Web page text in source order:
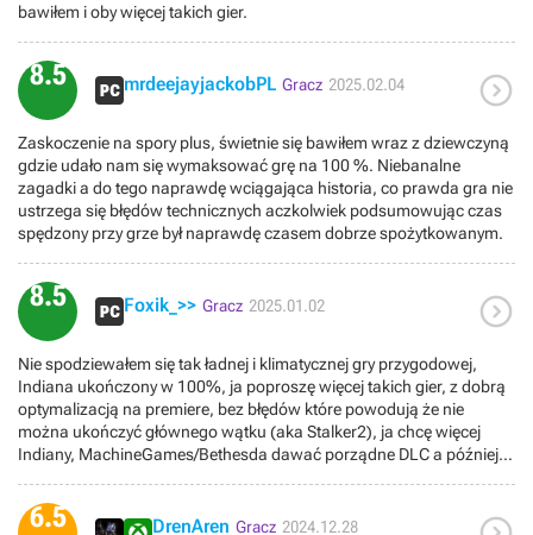
bawiłem i oby więcej takich gier.
8.5 mrdeejayjackobPL Gracz 2025.02.04 
Zaskoczenie na spory plus, świetnie się bawiłem wraz z dziewczyną
gdzie udało nam się wymaksować grę na 100 %. Niebanalne
zagadki a do tego naprawdę wciągająca historia, co prawda gra nie
ustrzega się błędów technicznych aczkolwiek podsumowując czas
spędzony przy grze był naprawdę czasem dobrze spożytkowanym.
8.5 Foxik_>> Gracz 2025.01.02 
Nie spodziewałem się tak ładnej i klimatycznej gry przygodowej,
Indiana ukończony w 100%, ja poproszę więcej takich gier, z dobrą
optymalizacją na premiere, bez błędów które powodują że nie
można ukończyć głównego wątku (aka Stalker2), ja chcę więcej
Indiany, MachineGames/Bethesda dawać porządne DLC a później
zagadki miejscami są bardzo ciekawe i kilka spowodowało niemałą
zagwozdkę z czego jedną (ostatnia gdzie trzeba użyć 50 artefaktów
6.5 DrenAren Gracz 2024.12.28